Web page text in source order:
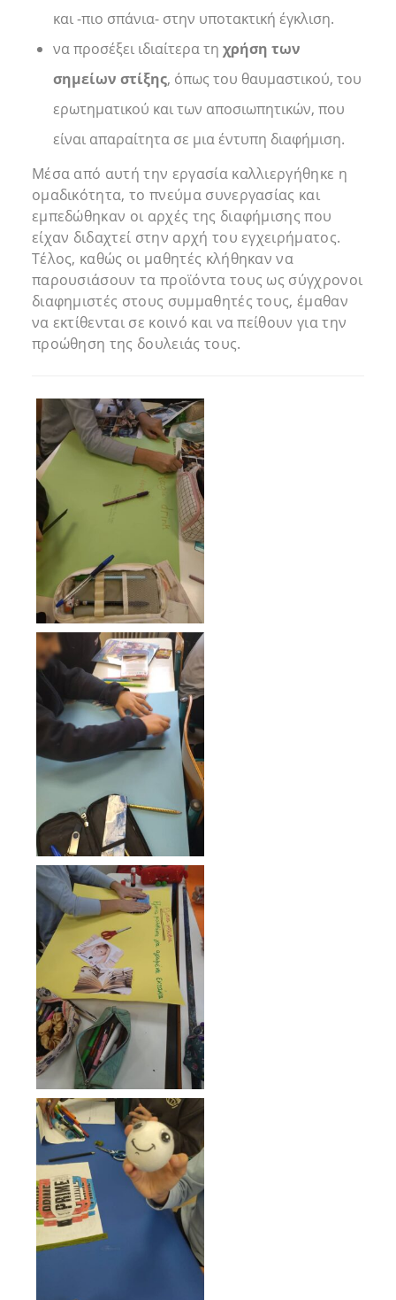
και -πιο σπάνια- στην υποτακτική έγκλιση.
να προσέξει ιδιαίτερα τη χρήση των
σημείων στίξης, όπως του θαυμαστικού, του
ερωτηματικού και των αποσιωπητικών, που
είναι απαραίτητα σε μια έντυπη διαφήμιση.
Μέσα από αυτή την εργασία καλλιεργήθηκε η
ομαδικότητα, το πνεύμα συνεργασίας και
εμπεδώθηκαν οι αρχές της διαφήμισης που
είχαν διδαχτεί στην αρχή του εγχειρήματος.
Τέλος, καθώς οι μαθητές κλήθηκαν να
παρουσιάσουν τα προϊόντα τους ως σύγχρονοι
διαφημιστές στους συμμαθητές τους, έμαθαν
να εκτίθενται σε κοινό και να πείθουν για την
προώθηση της δουλειάς τους.